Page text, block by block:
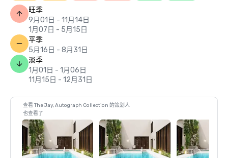
旺季
9月01日 - 11月14日
1月07日 - 5月15日
平季
5月16日 - 8月31日
淡季
1月01日 - 1月06日
11月15日 - 12月31日
查看 The Jay, Autograph Collection 的策划人
也查看了